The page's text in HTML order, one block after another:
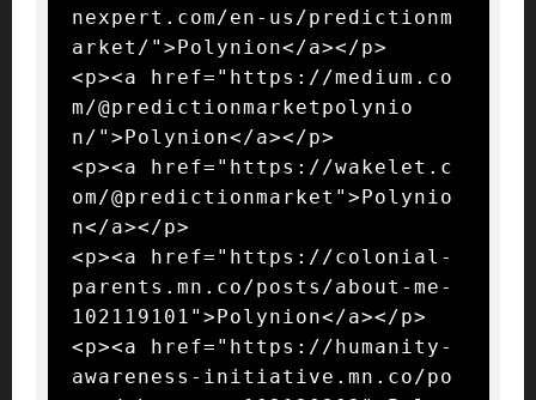
nexpert.com/en-us/predictionm
arket/">Polynion</a></p>
<p><a href="https://medium.co
m/@predictionmarketpolynio
n/">Polynion</a></p>
<p><a href="https://wakelet.c
om/@predictionmarket">Polynio
n</a></p>
<p><a href="https://colonial-
parents.mn.co/posts/about-me-
102119101">Polynion</a></p>
<p><a href="https://humanity-
awareness-initiative.mn.co/po